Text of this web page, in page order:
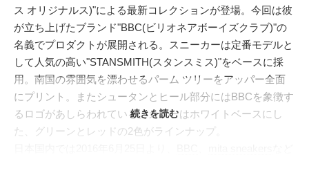
ス オリジナルス)"による最新コレクションが登場。今回は彼
が立ち上げたブランド"BBC(ビリオネアボーイズクラブ)"の
名義でプロダクトが展開される。スニーカーは定番モデルと
して人気の高い"STANSMITH(スタンスミス)"をベースに採
用。南国の雰囲気を漂わせるパーム ツリーをアッパー全面
にプリント。またシュータンとヒール部分にはBBCを象徴す
るロゴがあしらわれている。カラーはホワイトベースにし
た、グリーンとレッドの2色がラインナップ。
続きを読む